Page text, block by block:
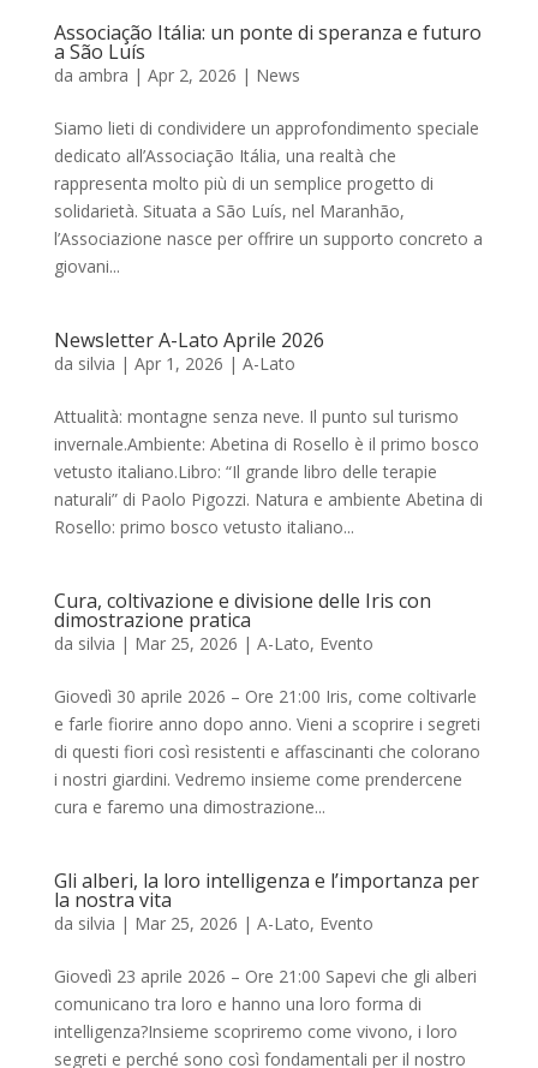
Associação Itália: un ponte di speranza e futuro
a São Luís
da ambra | Apr 2, 2026 | News
Siamo lieti di condividere un approfondimento speciale
dedicato all’Associação Itália, una realtà che
rappresenta molto più di un semplice progetto di
solidarietà. Situata a São Luís, nel Maranhão,
l’Associazione nasce per offrire un supporto concreto a
giovani...
Newsletter A-Lato Aprile 2026
da silvia | Apr 1, 2026 | A-Lato
Attualità: montagne senza neve. Il punto sul turismo
invernale.Ambiente: Abetina di Rosello è il primo bosco
vetusto italiano.Libro: “Il grande libro delle terapie
naturali” di Paolo Pigozzi. Natura e ambiente Abetina di
Rosello: primo bosco vetusto italiano...
Cura, coltivazione e divisione delle Iris con
dimostrazione pratica
da silvia | Mar 25, 2026 | A-Lato, Evento
Giovedì 30 aprile 2026 – Ore 21:00 Iris, come coltivarle
e farle fiorire anno dopo anno. Vieni a scoprire i segreti
di questi fiori così resistenti e affascinanti che colorano
i nostri giardini. Vedremo insieme come prendercene
cura e faremo una dimostrazione...
Gli alberi, la loro intelligenza e l’importanza per
la nostra vita
da silvia | Mar 25, 2026 | A-Lato, Evento
Giovedì 23 aprile 2026 – Ore 21:00 Sapevi che gli alberi
comunicano tra loro e hanno una loro forma di
intelligenza?Insieme scopriremo come vivono, i loro
segreti e perché sono così fondamentali per il nostro